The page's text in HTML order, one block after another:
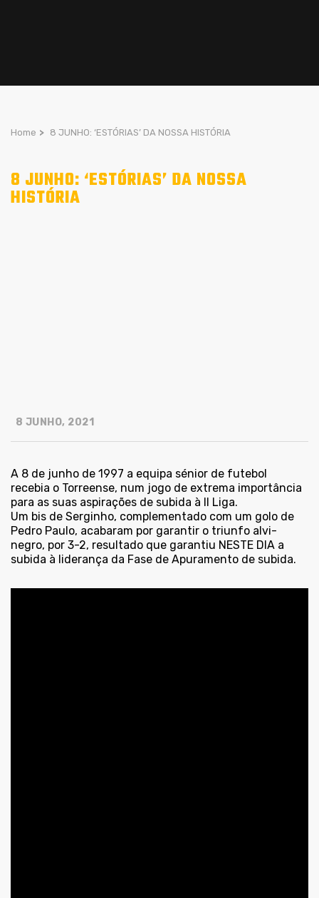
Home > 8 JUNHO: ‘ESTÓRIAS’ DA NOSSA HISTÓRIA
8 JUNHO: ‘ESTÓRIAS’ DA NOSSA
HISTÓRIA
8 JUNHO, 2021
A 8 de junho de 1997 a equipa sénior de futebol
recebia o Torreense, num jogo de extrema importância
para as suas aspirações de subida à II Liga.
Um bis de Serginho, complementado com um golo de
Pedro Paulo, acabaram por garantir o triunfo alvi-
negro, por 3-2, resultado que garantiu NESTE DIA a
subida à liderança da Fase de Apuramento de subida.